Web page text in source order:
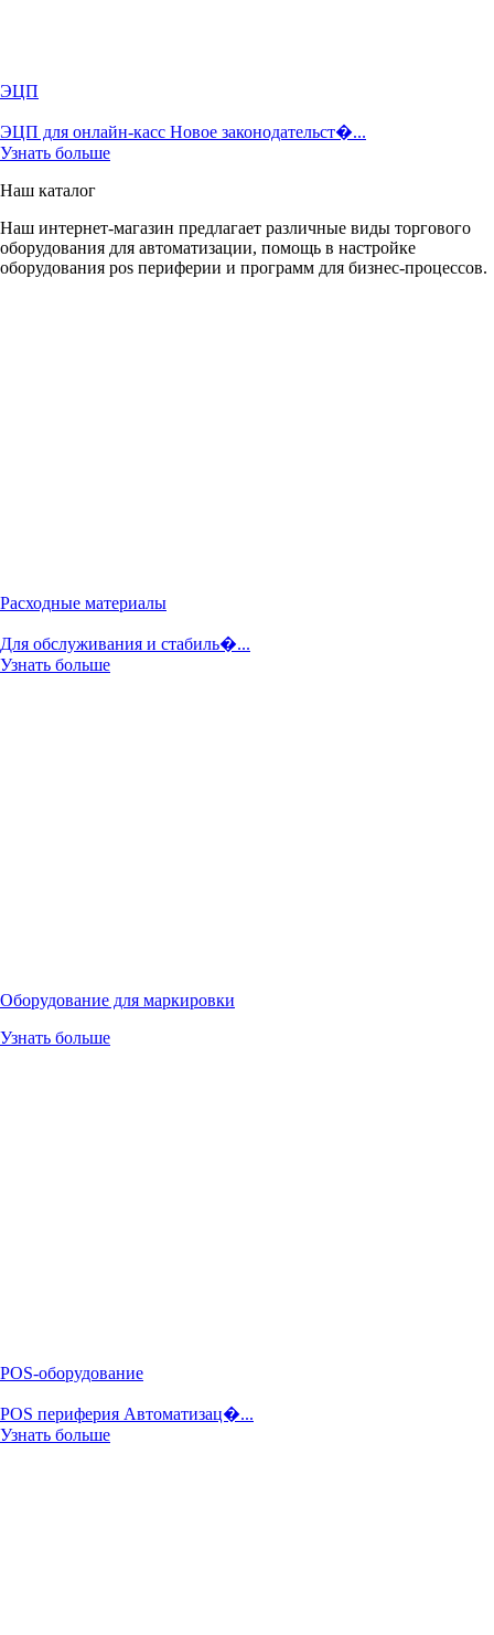
ЭЦП
ЭЦП для онлайн-касс Новое законодательст�...
Узнать больше
Наш каталог
Наш интернет-магазин предлагает различные виды торгового
оборудования для автоматизации, помощь в настройке
оборудования pos периферии и программ для бизнес-процессов.
Расходные материалы
Для обслуживания и стабиль�...
Узнать больше
Оборудование для маркировки
Узнать больше
POS-оборудование
POS периферия Автоматизац�...
Узнать больше